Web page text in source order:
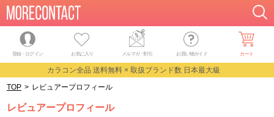
登録・ログイン お気に入り メルマガ・割引 お買い物ガイド カート
カラコン全品 送料無料 × 取扱ブランド数 日本最大級
TOP > レビュアープロフィール
レビュアープロフィール